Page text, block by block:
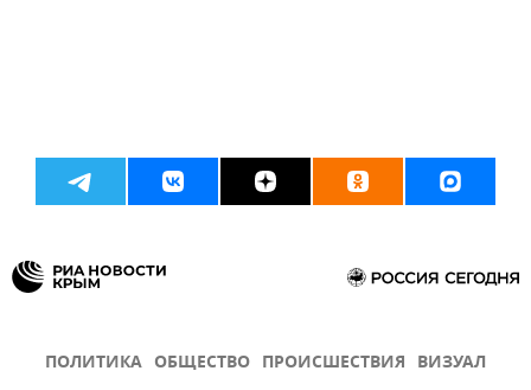
ПОЛИТИКА ОБЩЕСТВО ПРОИСШЕСТВИЯ ВИЗУАЛ